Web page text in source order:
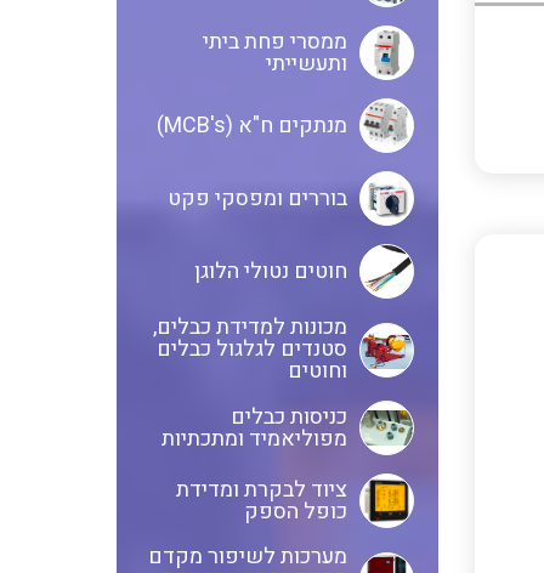
אביזרים לאינסטלציה חשמלית
ציוד בטיחות למתח גבוה
נתיכים למתח גבוה
ציוד לרשת חשמל מבודדים ומגני
ברק אביזרים לרשתות עיליות
איסוף נתונים על צריכת החשמל
ושידורם באלחוטי
בקרי בטיחות
ממסרי בטיחות
בקרי טמפרטורה
תצוגת וצגים לאותות אנלוגיים
ממסרים גובה נוזל להתקנה על פס
דין
ממסרי פחת ביתי
ותעשייתי
מנתקים ח"א (MCB's)
בוררים ומפסקי פקט
חוטים נטולי הלוגן
מכונות למדידת כבלים,
סטנדים לגלגול כבלים
וחוטים
כניסות כבלים
מפוליאמיד ומתכתיות
ציוד לבקרת ומדידת
כופל הספק
מערכות לשיפור מקדם